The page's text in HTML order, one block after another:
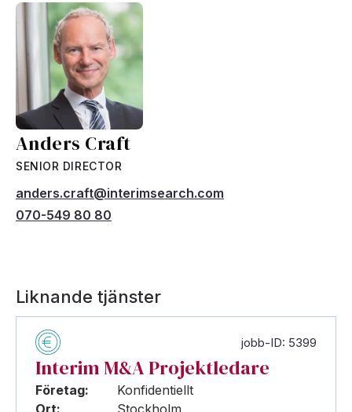
Anders Craft
SENIOR DIRECTOR
anders.craft@interimsearch.com
070-549 80 80
Liknande tjänster
jobb-ID: 5399
Interim M&A Projektledare
Företag:
Konfidentiellt
Ort:
Stockholm